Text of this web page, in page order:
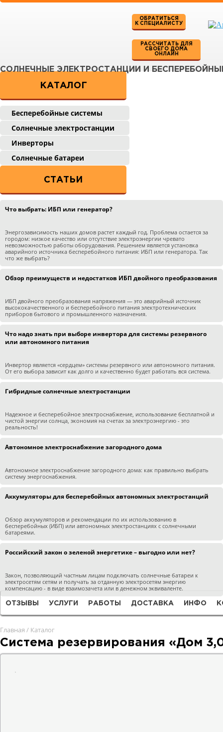
ОБРАТИТЬСЯ
К СПЕЦИАЛИСТУ
РАССЧИТАТЬ ДЛЯ
СВОЕГО ДОМА
ОНЛАЙН
СОЛНЕЧНЫЕ ЭЛЕКТРОСТАНЦИИ И
КАТАЛОГ
Бесперебойные системы
Солнечные электростанции
Инверторы
Солнечные батареи
СТАТЬИ
Что выбрать: ИБП или генератор?
Энергозависимость наших домов растет каждый год. Проблема остается за
городом: низкое качество или отсутствие электроэнергии чревато
невозможностью работы оборудования. Решением является установка
аварийного источника бесперебойного питания: ИБП или генератора. Так
что же выбрать?
Обзор преимуществ и недостатков ИБП двойного преобразования
ИБП двойного преобразования напряжения — это аварийный источник
высококачественного и бесперебойного питания электротехнических
приборов бытового и промышленного назначения.
Что надо знать при выборе инвертора для системы резервного
или автономного питания
Инвертор является «сердцем» системы резервного или автономного питания.
От его выбора зависит как долго и качественно будет работать вся система.
Гибридные солнечные электростанции
Надежное и бесперебойное электроснабжение, использование бесплатной и
чистой энергии солнца, экономия на счетах за электроэнергию - это
реальность!
Автономное электроснабжение загородного дома
Автономное электроснабжение загородного дома: как правильно выбрать
систему энергоснабжения.
Аккумуляторы для бесперебойных автономных электростанций
Обзор аккумуляторов и рекомендации по их использованию в
бесперебойных (ИБП) или автономных электростанциях с солнечными
батареями.
Российский закон о зеленой энергетике – выгодно или нет?
Закон, позволяющий частным лицам подключать солнечные батареи к
электросетям сетям и получать за отданную электросетям энергию
компенсацию - в виде взаимозачета или в денежном эквиваленте.
ОТЗЫВЫ УСЛУГИ РАБОТЫ ДОСТАВКА ИНФО
Главная / Каталог
Система резервирования «Дом